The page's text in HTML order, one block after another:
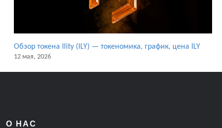
Обзор токена Ility (ILY) — токеномика, график, цена ILY
12 мая, 2026
О НАС